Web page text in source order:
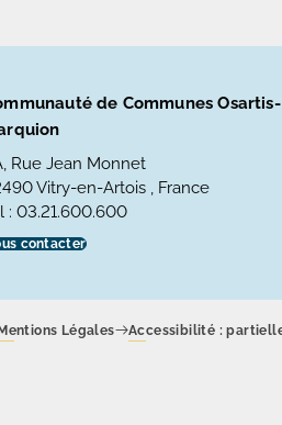
de Communes Osartis-
Rue Jean Monnet
Vitry-en-Artois , France
: 03.21.600.600
contacter
Légales Accessibilité :